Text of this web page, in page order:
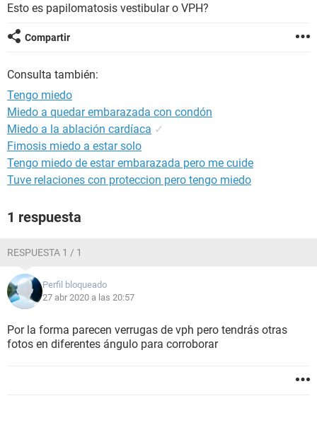
Esto es papilomatosis vestibular o VPH?
Compartir
Consulta también:
Tengo miedo
Miedo a quedar embarazada con condón
Miedo a la ablación cardíaca ✓
Fimosis miedo a estar solo
Tengo miedo de estar embarazada pero me cuide
Tuve relaciones con proteccion pero tengo miedo
1 respuesta
RESPUESTA 1 / 1
Perfil bloqueado
27 abr 2020 a las 20:57
Por la forma parecen verrugas de vph pero tendrás otras
fotos en diferentes ángulo para corroborar